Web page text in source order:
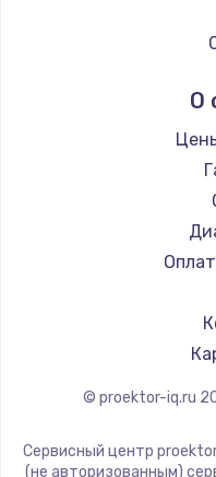
О
© proektor-iq.ru
Сервисный центр
(не авторизованным)